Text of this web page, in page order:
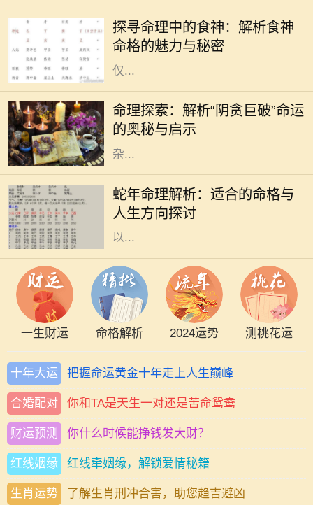
探寻命理中的食神：解析食神
命格的魅力与秘密
为是了解一个人命运的绝佳工具。其
中，"食神"作为十神之一，代表了个
人的智慧、创意与生活享受。食神不
仅...
命理探索：解析“阴贪巨破”命运
的奥秘与启示
命理学作为中国传统文化的一部分，
一直以来被人们广泛探讨和应用。在
众多命格中，“阴贪巨破”命是一种较
为特殊的命型，通常被认为具有复
杂...
蛇年命理解析：适合的命格与
人生方向探讨
在中国传统命理学中，蛇被视为智慧
与灵性的象征，蛇年出生的人通常被
认为具备独特的直觉和洞察力。他们
在生活中常常能迅速适应环境，并能
以...
一生财运 命格解析 2024运势 测桃花运
十年大运 把握命运黄金十年走上人生巅峰
合婚配对 你和TA是天生一对还是苦命鸳鸯
财运预测 你什么时候能挣钱发大财？
红线姻缘 红线牵姻缘，解锁爱情秘籍
生肖运势 了解生肖刑冲合害，助您趋吉避凶
在文化的长河中，数字常常承载着深